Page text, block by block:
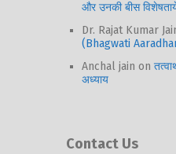
और उनकी बीस
Dr. Rajat Kumar
(Bhagwati
Anchal jain on
अध्याय
Contact Us